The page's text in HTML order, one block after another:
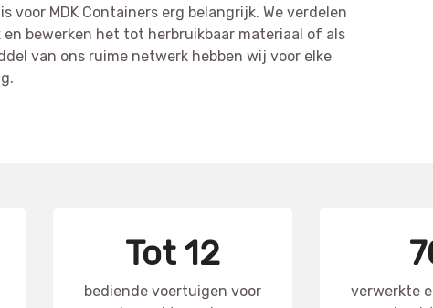
voor MDK Containers erg belangrijk. We verdelen
bewerken het tot herbruikbaar materiaal of als
van ons ruime netwerk hebben wij voor elke
Tot 12
bediende voertuigen voor
verwerkte